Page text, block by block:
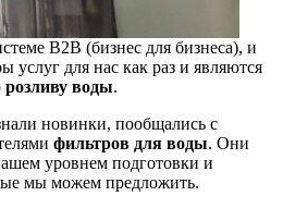
B2B (бизнес для бизнеса), и
для нас как раз и являются
розливу воды.
новинки, пообщались с
фильтров для воды. Они
уровнем подготовки и
мы можем предложить.